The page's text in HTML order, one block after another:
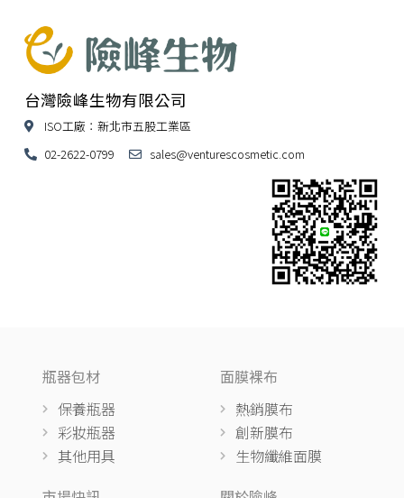
台灣險峰生物有限公司
ISO工廠：新北市五股工業區
02-2622-0799
sales@venturescosmetic.com
瓶器包材
保養瓶器
彩妝瓶器
其他用具
面膜裸布
熱銷膜布
創新膜布
生物纖維面膜